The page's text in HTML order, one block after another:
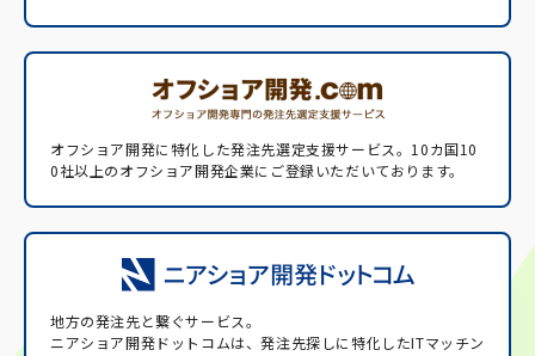
オフショア開発に特化した発注先選定支援サービス。 10カ国10
0社以上のオフショア開発企業にご登録いただいております。
地方の発注先と繋ぐサービス。
ニアショア開発ドットコムは、発注先探しに特化したITマッチン